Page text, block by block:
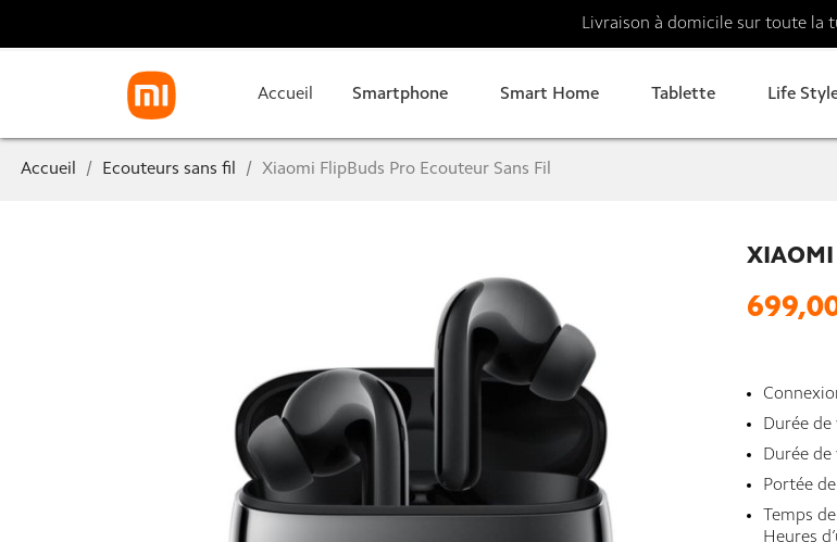
Livraison à domicile sur toute la
Accueil Smartphone Smart Home Tablette Life
Accueil Ecouteurs sans fil Xiaomi FlipBuds Pro Ecouteur Sans Fil
XIAOMI
Durée
Durée
Portée
Temps
Heures